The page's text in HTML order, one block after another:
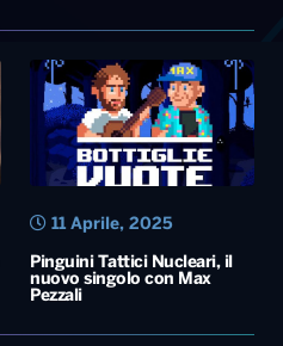
Pinguini Tattici Nucleari, il
nuovo singolo con Max
Pezzali
11 Aprile, 2025